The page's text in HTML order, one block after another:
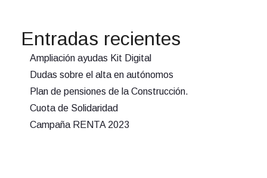
Entradas recientes
Ampliación ayudas Kit Digital
Dudas sobre el alta en autónomos
Plan de pensiones de la Construcción.
Cuota de Solidaridad
Campaña RENTA 2023